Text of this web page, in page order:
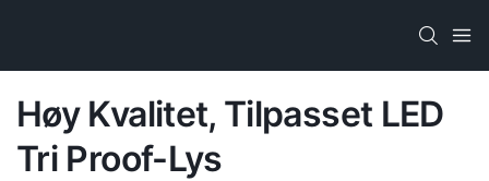
Høy Kvalitet, Tilpasset LED
Tri Proof-Lys